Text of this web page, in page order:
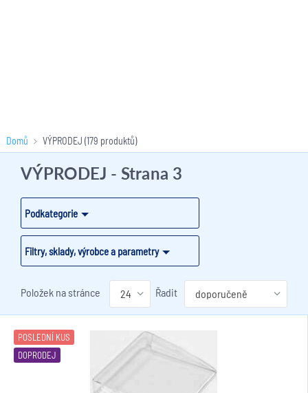
Domů VÝPRODEJ (179 produktů)
Podkategorie
Filtry, sklady, výrobce a parametry
VÝPRODEJ - Strana 3
Položek na stránce Řadit
POSLEDNÍ KUS
DOPRODEJ